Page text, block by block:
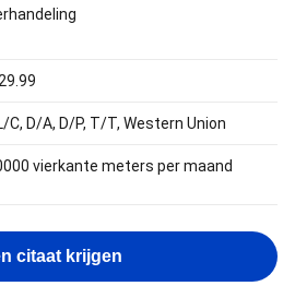
C, D/A, D/P, T/T, Western Union
vierkante meters per maand
citaat krijgen